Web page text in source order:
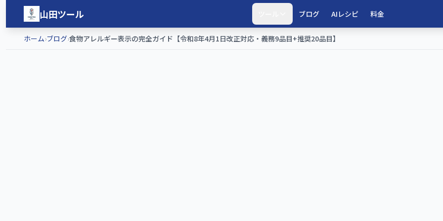
メインコンテンツへスキップ
山田ツール ブログ AIレシピ 料金
ホーム›ブログ›食物アレルギー表示の完全ガイド【令和8年4月1日改正対応・義務9品目+推奨20品目】